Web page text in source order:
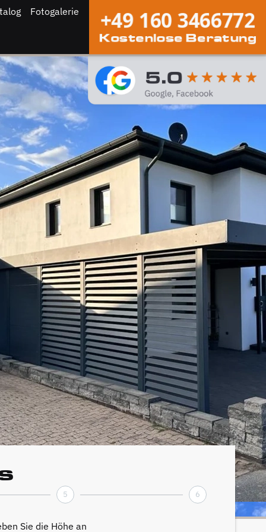
Fotogalerie +49 160 3466772
Kostenlose Beratung
5 6
Sie die Höhe an